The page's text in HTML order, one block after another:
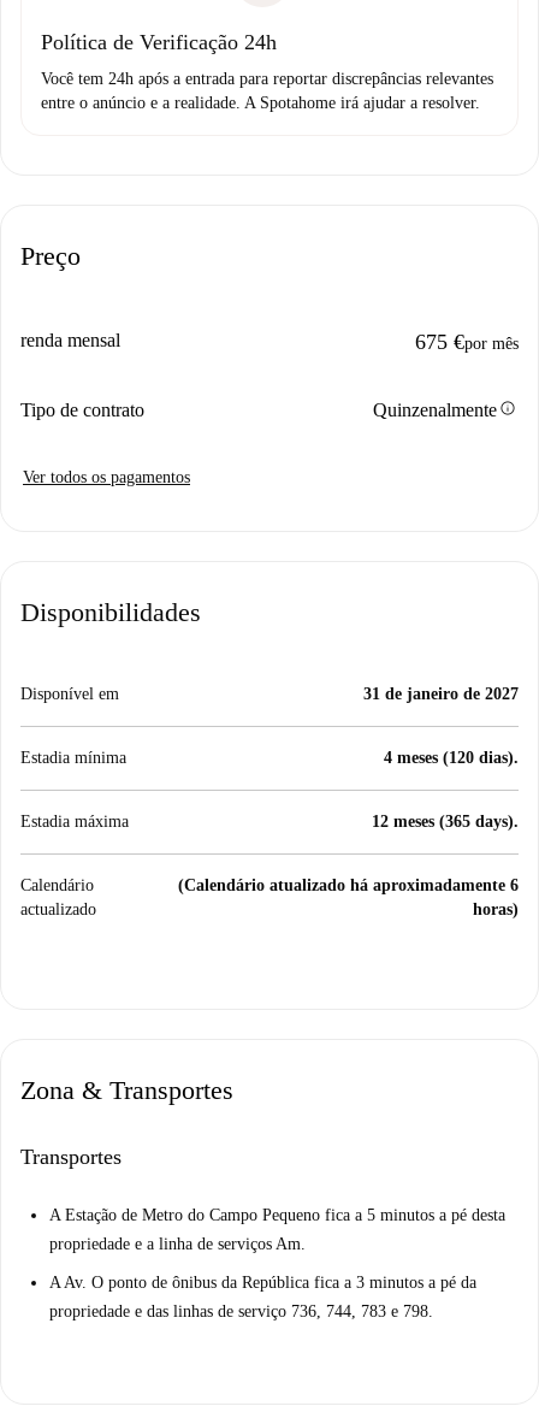
Política de Verificação 24h
Você tem 24h após a entrada para reportar discrepâncias relevantes
entre o anúncio e a realidade. A Spotahome irá ajudar a resolver.
Preço
renda mensal 675 €por mês
Tipo de contrato Quinzenalmenteinfo
Ver todos os pagamentos
Disponibilidades
Disponível em 31 de janeiro de 2027
Estadia mínima 4 meses (120 dias).
Estadia máxima 12 meses (365 days).
Calendário
actualizado
(Calendário atualizado há aproximadamente 6
horas)
Zona & Transportes
Transportes
A Estação de Metro do Campo Pequeno fica a 5 minutos a pé desta
propriedade e a linha de serviços Am.
A Av. O ponto de ônibus da República fica a 3 minutos a pé da
propriedade e das linhas de serviço 736, 744, 783 e 798.